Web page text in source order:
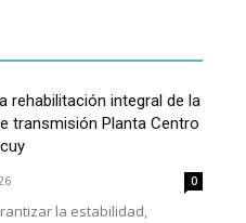
rehabilitación integral de la
transmisión Planta Centro
0
la estabilidad,